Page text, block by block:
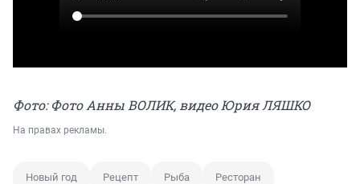
Фото: Фото Анны ВОЛИК, видео Юрия ЛЯШКО
На правах рекламы.
Новый год Рецепт Рыба Ресторан